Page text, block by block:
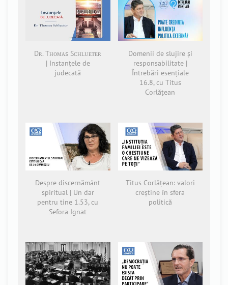
Dʀ. Tʜᴏᴍᴀs Sᴄʜʟᴜᴇᴛᴇʀ
| Instanțele de
judecată
Domenii de slujire și
responsabilitate |
Întrebări esențiale
16.8, cu Titus
Corlățean
Despre discernământ
spiritual | Un dar
pentru tine 1.53, cu
Sefora Ignat
Titus Corlățean: valori
creștine în sfera
politică